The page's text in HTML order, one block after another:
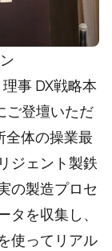
ョン
事 DX戦略本
ご登壇いただ
全体の操業最
ジェント製鉄
の製造プロセ
を収集し、
使ってリアル